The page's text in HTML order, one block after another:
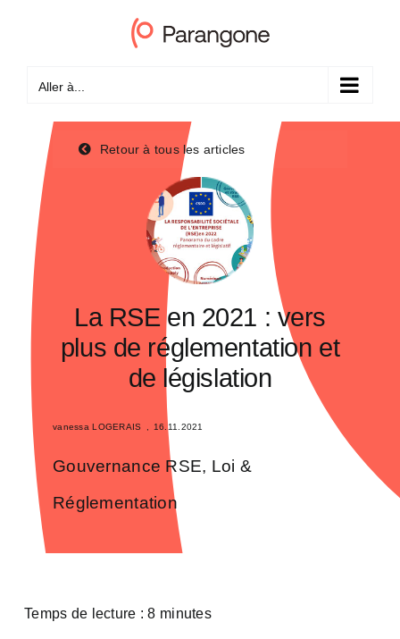
Aller à...
Retour à tous les articles
La RSE en 2021 : vers
plus de réglementation et
de législation
vanessa LOGERAIS 16.11.2021
Gouvernance RSE, Loi &
Réglementation
Temps de lecture : 8 minutes